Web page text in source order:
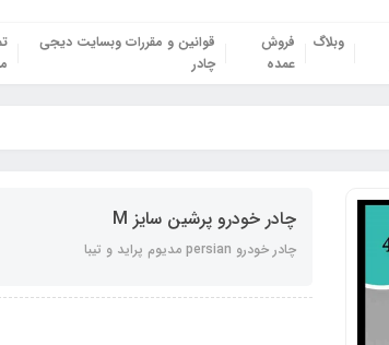
وبلاگ
فروش
عمده
قوانین و مقررات وبسایت دیجی
چادر
چادر خودرو پرشین سایز M
چادر خودرو persian مدیوم پراید و تیبا